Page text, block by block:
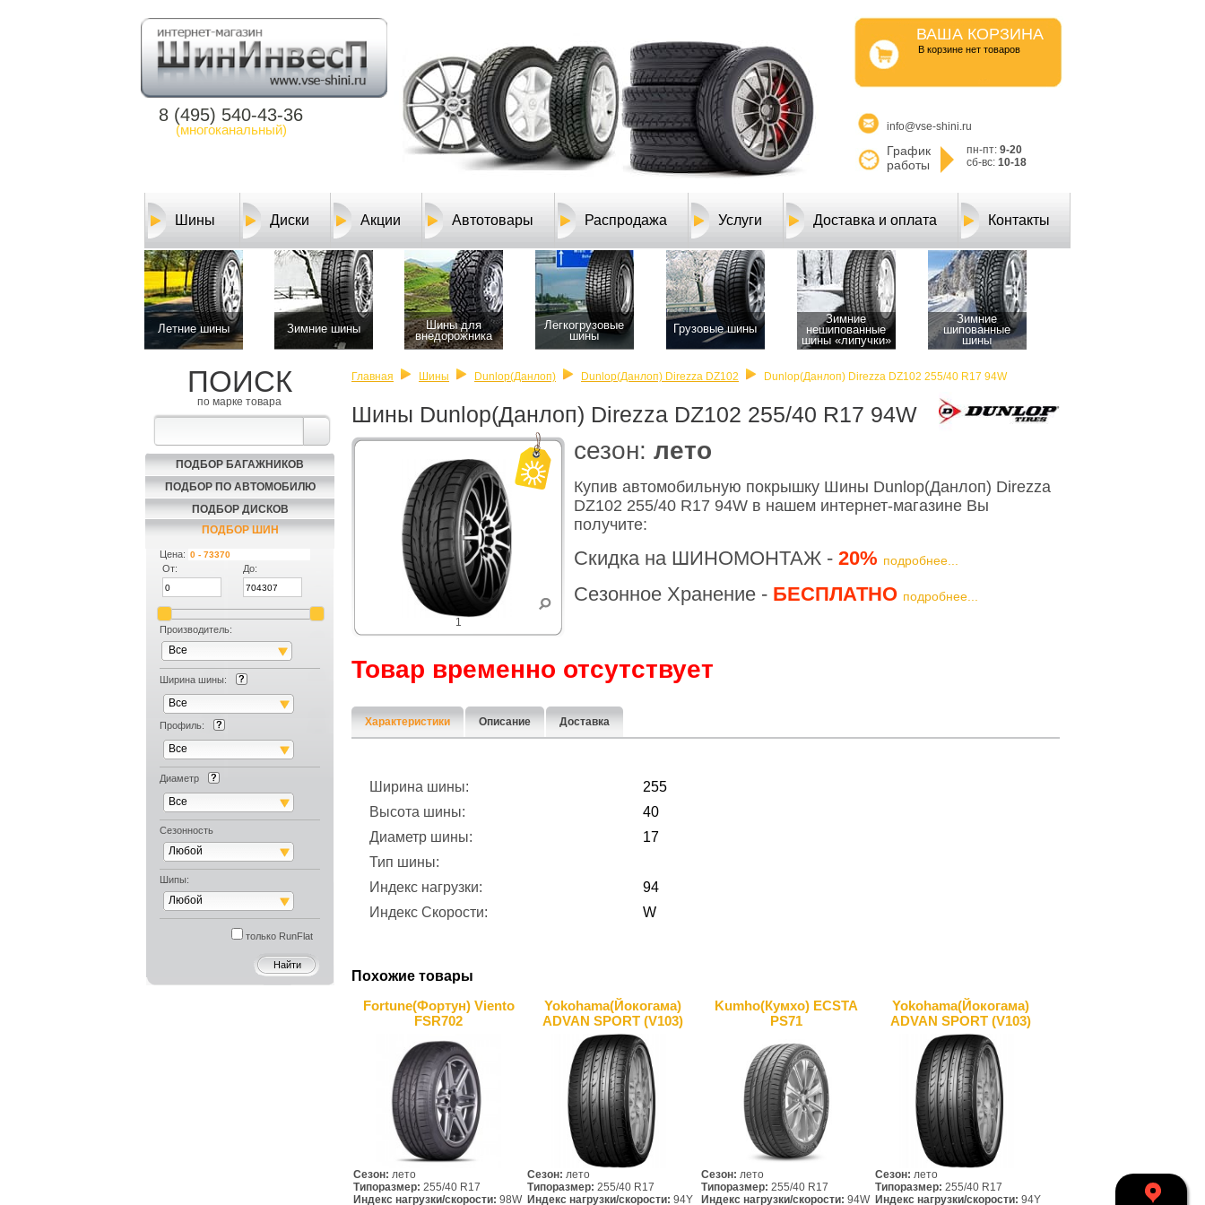
8 (495) 540-43-36
(многоканальный)
ВАША КОРЗИНА
B корзине нет товаров
info@vse-shini.ru
График
работы
пн-пт: 9-20
сб-вс: 10-18
Шины Диски Акции Автотовары Распродажа Услуги Доставка и оплата Контакты
Летние шины Зимние шины
Шины для
внедорожника
Легкогрузовые
шины
Грузовые шины
Зимние
нешипованные
шины «липучки»
Зимние
шипованные
шины
ПОИСК
по марке товара
ПОДБОР БАГАЖНИКОВ
ПОДБОР ПО АВТОМОБИЛЮ
ПОДБОР ДИСКОВ
ПОДБОР ШИН
Цена:
От:
До:
Производитель:
Все
Ширина шины:
Все
Профиль:
Все
Диаметр
Все
Сезонность
Любой
Шипы:
Любой
только RunFlat
Главная Шины Dunlop(Данлоп) Dunlop(Данлоп) Direzza DZ102 Dunlop(Данлоп) Direzza DZ102 255/40 R17 94W
Шины Dunlop(Данлоп) Direzza DZ102 255/40 R17 94W
1
cезон: лето
Купив автомобильную покрышку Шины Dunlop(Данлоп) Direzza
DZ102 255/40 R17 94W в нашем интернет-магазине Вы
получите:
Скидка на ШИНОМОНТАЖ - 20% подробнее...
Сезонное Хранение - БЕСПЛАТНО подробнее...
Товар временно отсутствует
Характеристики Описание Доставка
Ширина шины:
255
Высота шины:
40
Диаметр шины:
17
Тип шины:
Индекс нагрузки:
94
Индекс Скорости:
W
Похожие товары
Fortune(Фортун) Viento
FSR702
Сезон: лето
Типоразмер: 255/40 R17
Индекс нагрузки/скорости: 98W
Yokohama(Йокогама)
ADVAN SPORT (V103)
Сезон: лето
Типоразмер: 255/40 R17
Индекс нагрузки/скорости: 94Y
Kumho(Кумхо) ECSTA
PS71
Сезон: лето
Типоразмер: 255/40 R17
Индекс нагрузки/скорости: 94W
Yokohama(Йокогама)
ADVAN SPORT (V103)
Сезон: лето
Типоразмер: 255/40 R17
Индекс нагрузки/скорости: 94Y